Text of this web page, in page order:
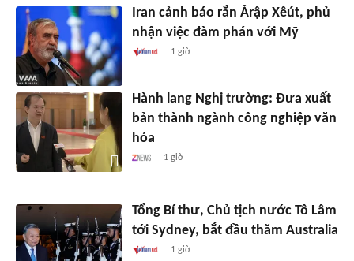
Iran cảnh báo rắn Ảrập Xêút, phủ
nhận việc đàm phán với Mỹ
1 giờ
Hành lang Nghị trường: Đưa xuất
bản thành ngành công nghiệp văn
hóa
1 giờ
Tổng Bí thư, Chủ tịch nước Tô Lâm
tới Sydney, bắt đầu thăm Australia
1 giờ